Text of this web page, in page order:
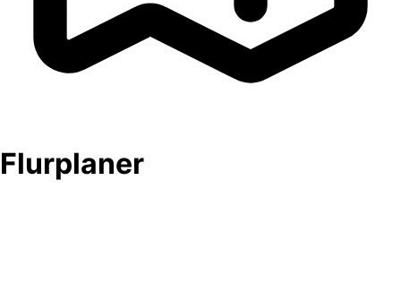
Flurplaner